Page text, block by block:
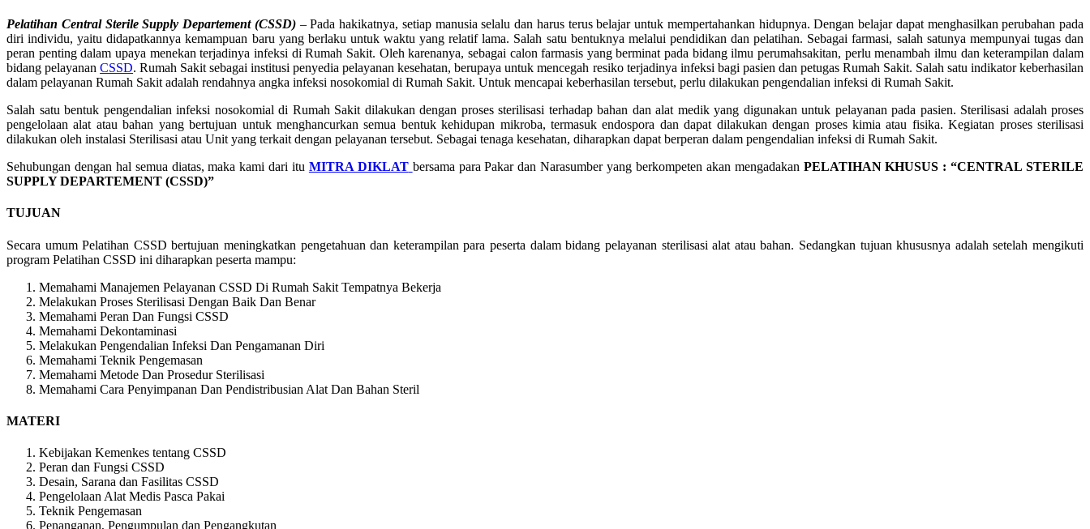
Pelatihan Central Sterile Supply Departement (CSSD)– Pada hakikatnya, setiap manusia selalu dan harus terus belajar untuk mempertahankan hidupnya. Dengan belajar dapat menghasilkan perubahan pada
diri individu, yaitu didapatkannya kemampuan baru yang berlaku untuk waktu yang relatif lama. Salah satu bentuknya melalui pendidikan dan pelatihan. Sebagai farmasi, salah satunya mempunyai tugas dan
peran penting dalam upaya menekan terjadinya infeksi di Rumah Sakit. Oleh karenanya, sebagai calon farmasis yang berminat pada bidang ilmu perumahsakitan, perlu menambah ilmu dan keterampilan dalam
bidang pelayananCSSD. Rumah Sakit sebagai institusi penyedia pelayanan kesehatan, berupaya untuk mencegah resiko terjadinya infeksi bagi pasien dan petugas Rumah Sakit. Salah satu indikator keberhasilan
dalam pelayanan Rumah Sakit adalah rendahnya angka infeksi nosokomial di Rumah Sakit. Untuk mencapai keberhasilan tersebut, perlu dilakukan pengendalian infeksi di Rumah Sakit.
Salah satu bentuk pengendalian infeksi nosokomial di Rumah Sakit dilakukan dengan proses sterilisasi terhadap bahan dan alat medik yang digunakan untuk pelayanan pada pasien. Sterilisasi adalah proses
pengelolaan alat atau bahan yang bertujuan untuk menghancurkan semua bentuk kehidupan mikroba, termasuk endospora dan dapat dilakukan dengan proses kimia atau fisika. Kegiatan proses sterilisasi
dilakukan oleh instalasi Sterilisasi atau Unit yang terkait dengan pelayanan tersebut. Sebagai tenaga kesehatan, diharapkan dapat berperan dalam pengendalian infeksi di Rumah Sakit.
Sehubungan dengan hal semua diatas, maka kami dari itu MITRA DIKLAT bersama para Pakar dan Narasumber yang berkompeten akan mengadakan PELATIHAN KHUSUS : “CENTRAL STERILE
SUPPLY DEPARTEMENT (CSSD)”
TUJUAN
Secara umum Pelatihan CSSD bertujuan meningkatkan pengetahuan dan keterampilan para peserta dalam bidang pelayanan sterilisasi alat atau bahan. Sedangkan tujuan khususnya adalah setelah mengikuti
program Pelatihan CSSD ini diharapkan peserta mampu:
Memahami Manajemen Pelayanan CSSD Di Rumah Sakit Tempatnya Bekerja
Melakukan Proses Sterilisasi Dengan Baik Dan Benar
Memahami Peran Dan Fungsi CSSD
Memahami Dekontaminasi
Melakukan Pengendalian Infeksi Dan Pengamanan Diri
Memahami Teknik Pengemasan
Memahami Metode Dan Prosedur Sterilisasi
Memahami Cara Penyimpanan Dan Pendistribusian Alat Dan Bahan Steril
MATERI
Kebijakan Kemenkes tentang CSSD
Peran dan Fungsi CSSD
Desain, Sarana dan Fasilitas CSSD
Pengelolaan Alat Medis Pasca Pakai
Teknik Pengemasan
Penanganan, Pengumpulan dan Pengangkutan